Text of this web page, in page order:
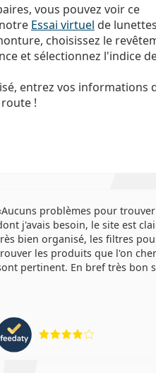
vous pouvez voir ce
Essai virtuel de
choisissez le
et sélectionnez l'indice
entrez vos informations
!
Aucuns problèmes pour
j'avais besoin, le site est
bien organisé, les filtres
les produits que l'on
pertinent. En bref très bon